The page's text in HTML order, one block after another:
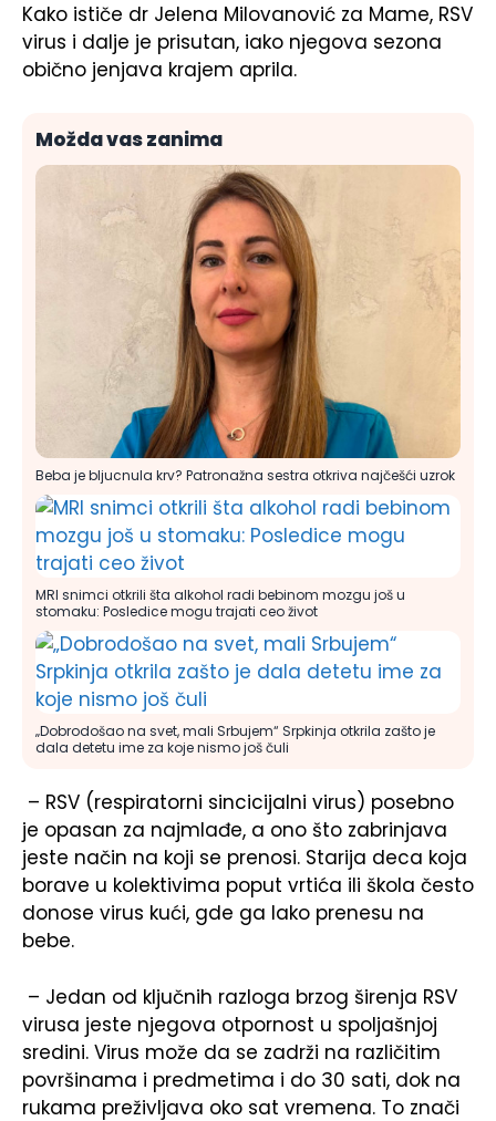
Kako ističe dr Jelena Milovanović za Mame, RSV
virus i dalje je prisutan, iako njegova sezona
obično jenjava krajem aprila.
Možda vas zanima
Beba je bljucnula krv? Patronažna sestra otkriva najčešći uzrok
MRI snimci otkrili šta alkohol radi bebinom mozgu još u
stomaku: Posledice mogu trajati ceo život
„Dobrodošao na svet, mali Srbujem“ Srpkinja otkrila zašto je
dala detetu ime za koje nismo još čuli
– RSV (respiratorni sincicijalni virus) posebno
je opasan za najmlađe, a ono što zabrinjava
jeste način na koji se prenosi. Starija deca koja
borave u kolektivima poput vrtića ili škola često
donose virus kući, gde ga lako prenesu na
bebe.
– Jedan od ključnih razloga brzog širenja RSV
virusa jeste njegova otpornost u spoljašnjoj
sredini. Virus može da se zadrži na različitim
površinama i predmetima i do 30 sati, dok na
rukama preživljava oko sat vremena. To znači